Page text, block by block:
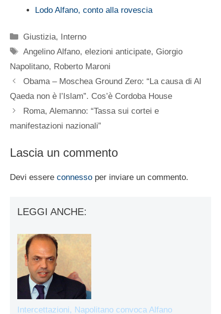
Lodo Alfano, conto alla rovescia
Categorie
Giustizia, Interno
Tag
Angelino Alfano,elezioni anticipate, Giorgio
Napolitano, Roberto Maroni
Obama – Moschea Ground Zero: “La causa di Al
Qaeda non è l’Islam”. Cos’è Cordoba House
Roma, Alemanno: “Tassa sui cortei e
manifestazioni nazionali”
Lascia un commento
Devi essere connesso per inviare un commento.
LEGGI ANCHE:
Intercettazioni, Napolitano convoca Alfano